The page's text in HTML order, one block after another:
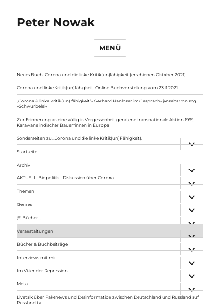
Peter Nowak
MENÜ
Neues Buch: Corona und die linke Kritik(un)fähigkeit (erschienen Oktober 2021)
Corona und linke Kritik(un)fähigkeit. Online-Buchvorstellung vom 23.11.2021
„Corona & linke Kritik(un) fähigkeit“- Gerhard Hanloser im Gespräch- jenseits von sog.
»Schwurbelei«
Zur Erinnerung an eine völlig in Vergessenheit geratene transnationale Aktion 1999:
Karawane indischer Bauer*innen in Europa
Sonderseiten zu…Corona und die linke Kritik(un)Fähigkeit).
anzeigen
Startseite
Archiv
anzeigen
AKTUELL: Biopolitik – Diskussion über Corona
anzeigen
Themen
anzeigen
Genres
anzeigen
@ Bücher…
Veranstaltungen
anzeigen
Bücher & Buchbeiträge
anzeigen
Interviews mit mir
anzeigen
Im Visier der Repression
anzeigen
Meta
anzeigen
Livetalk über Fakenews und Desinformation zwischen Deutschland und Russland auf
Russland.tv